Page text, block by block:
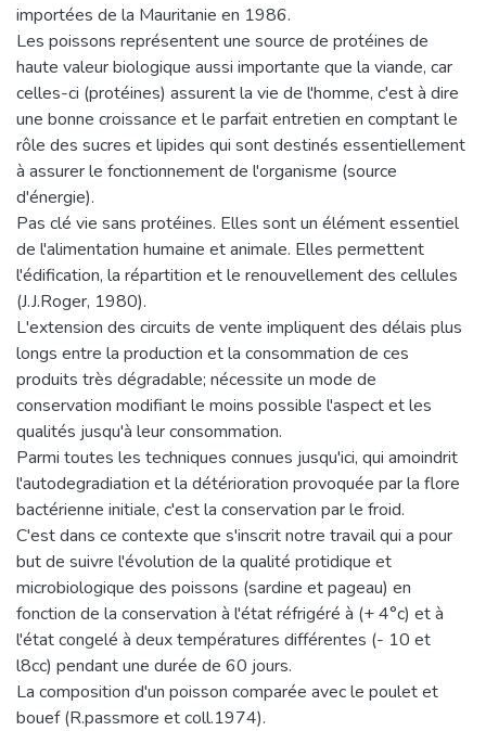
importées de la Mauritanie en 1986.
Les poissons représentent une source de protéines de
haute valeur biologique aussi importante que la viande, car
celles-ci (protéines) assurent la vie de l'homme, c'est à dire
une bonne croissance et le parfait entretien en comptant le
rôle des sucres et lipides qui sont destinés essentiellement
à assurer le fonctionnement de l'organisme (source
d'énergie).
Pas clé vie sans protéines. Elles sont un élément essentiel
de l'alimentation humaine et animale. Elles permettent
l'édification, la répartition et le renouvellement des cellules
(J.J.Roger, 1980).
L'extension des circuits de vente impliquent des délais plus
longs entre la production et la consommation de ces
produits très dégradable; nécessite un mode de
conservation modifiant le moins possible l'aspect et les
qualités jusqu'à leur consommation.
Parmi toutes les techniques connues jusqu'ici, qui amoindrit
l'autodegradiation et la détérioration provoquée par la flore
bactérienne initiale, c'est la conservation par le froid.
C'est dans ce contexte que s'inscrit notre travail qui a pour
but de suivre l'évolution de la qualité protidique et
microbiologique des poissons (sardine et pageau) en
fonction de la conservation à l'état réfrigéré à (+ 4°c) et à
l'état congelé à deux températures différentes (- 10 et
l8cc) pendant une durée de 60 jours.
La composition d'un poisson comparée avec le poulet et
bouef (R.passmore et coll.1974).